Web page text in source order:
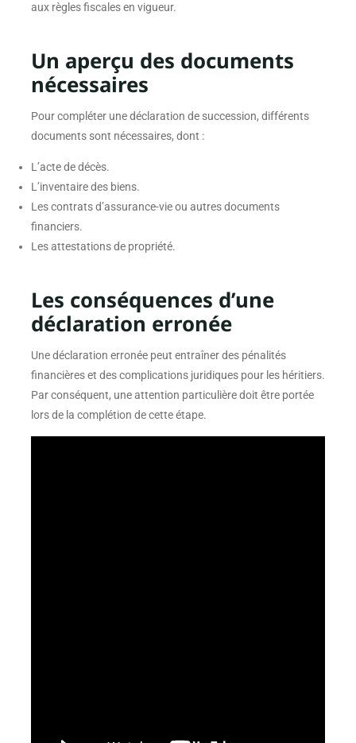
aux règles fiscales en vigueur.
Un aperçu des documents
nécessaires
Pour compléter une déclaration de succession, différents
documents sont nécessaires, dont :
L’acte de décès.
L’inventaire des biens.
Les contrats d’assurance-vie ou autres documents
financiers.
Les attestations de propriété.
Les conséquences d’une
déclaration erronée
Une déclaration erronée peut entraîner des pénalités
financières et des complications juridiques pour les héritiers.
Par conséquent, une attention particulière doit être portée
lors de la complétion de cette étape.